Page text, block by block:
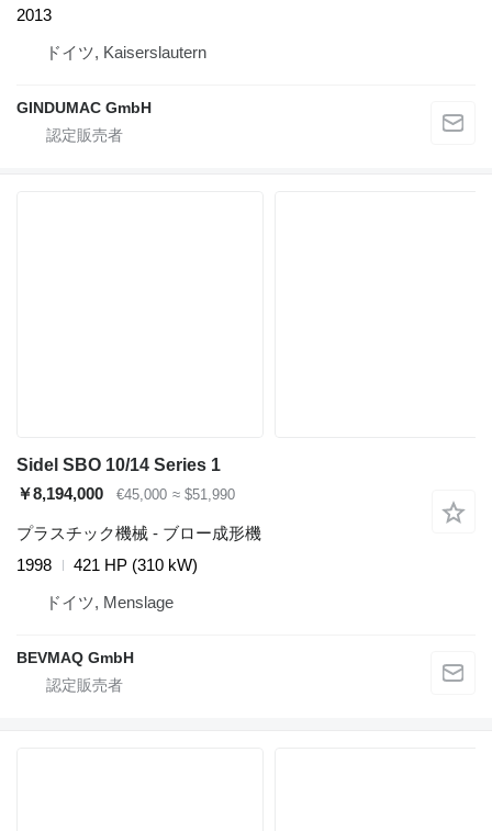
2013
ドイツ, Kaiserslautern
GINDUMAC GmbH
Sidel SBO 10/14 Series 1
￥8,194,000
€45,000 ≈ $51,990
プラスチック機械 - ブロー成形機
1998
421 HP (310 kW)
ドイツ, Menslage
BEVMAQ GmbH